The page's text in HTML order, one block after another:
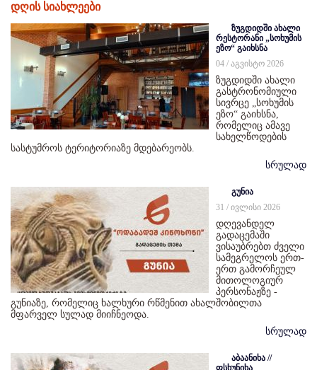
დღის სიახლეები
ზუგდიდში ახალი
რესტორანი „სოხუმის
ეზო“ გაიხსნა
04 / აგვისტო 2026
ზუგდიდში ახალი
გასტრონომიული
სივრცე „სოხუმის
ეზო“ გაიხსნა,
რომელიც ამავე
სახელწოდების
სასტუმროს ტერიტორიაზე მდებარეობს.
სრულად
გუნია
31 / ივლისი 2026
დღევანდელ
გადაცემაში
ვისაუბრებთ ძველი
სამეგრელოს ერთ-
ერთ გამორჩეულ
მითოლოგიურ
პერსონაჟზე -
გუნიაზე, რომელიც ხალხური რწმენით ახალშობილთა
მფარველ სულად მიიჩნეოდა.
სრულად
აბაანიხა //
ფსხუნიხა